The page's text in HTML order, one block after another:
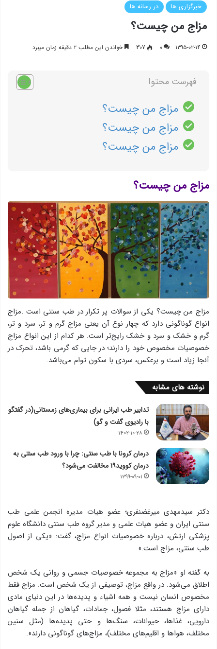
خبرگزاری ها در رسانه ها
مزاج من چیست؟
۱۳۹۵-۰۲-۱۴ ۰ 307 خواندن این مطلب ۲ دقیقه زمان میبرد
فهرست محتوا
مزاج من چیست؟
مزاج من چیست؟
مزاج من چیست؟
مزاج من چیست؟
مزاج من چیست؟ یکی از سوالات پر تکرار در طب سنتی است .مزاج
انواع گوناگونی دارد که چهار نوع آن یعنی مزاج گرم و تر، سرد و تر،
گرم و خشک و سرد و خشک رایج‌تر است. هر کدام از این انواع مزاج
خصوصیات مخصوص خود را دارند؛ در جایی که گرمی باشد، تحرک در
آنجا زیاد است و برعکس، سردی با سکون توام می‌باشد.
نوشته های مشابه
تدابیر طب ایرانی برای بیماری‌های زمستانی(در گفتگو
با رادیوی گفت و گو)
۱۴۰۲-۱۰-۲۸
درمان کرونا با طب سنتی: چرا با ورود طب سنتی به
درمان کووید۱۹ مخالفت می‌شود؟
۱۳۹۹-۰۹-۰۱
دکتر سیدمهدی میرغضنفری؛ عضو هیات مدیره انجمن علمی طب
سنتی ایران و ‌عضو هیات علمی و مدیر گروه طب سنتی دانشگاه علوم
پزشکی ارتش،‌ درباره خصوصیات انواع مزاج، گفت: «یکی از اصول
طب سنتی، مزاج است.»
به گفته او «مزاج به مجموعه خصوصیات جسمی و روانی یک شخص
اطلاق می‌شود. در واقع مزاج، توصیفی از یک شخص است. مزاج فقط
مخصوص انسان نیست و همه اشیاء و پدیده‌ها در این دنیای مادی
دارای مزاج هستند، مثلا فصول، جمادات، گیاهان از جمله گیاهان
دارویی، غذاها، حیوانات، سنگ‌ها و حتی پدیده‌ها (مثل سنین
مختلف، هوا‌ها و اقلیم‌های مختلف)، مزاج‌های گوناگونی دارند».